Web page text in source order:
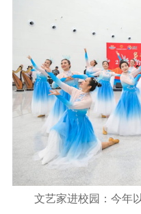
文艺家进校园：今年以